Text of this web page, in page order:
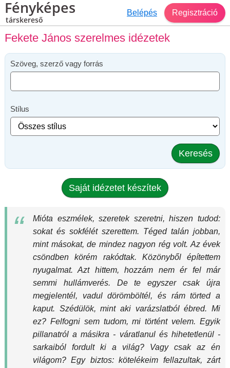
Fényképes
társkereső
Belépés Regisztráció
Fekete János szerelmes idézetek
Szöveg, szerző vagy forrás
Stílus
Keresés
Saját idézetet készítek
Mióta eszmélek, szeretek szeretni, hiszen tudod:
sokat és sokfélét szerettem. Téged talán jobban,
mint másokat, de mindez nagyon rég volt. Az évek
csöndben körém rakódtak. Közönyből építettem
nyugalmat. Azt hittem, hozzám nem ér fel már
semmi hullámverés. De te egyszer csak újra
megjelentél, vadul dörömböltél, és rám törted a
kaput. Szédülök, mint aki varázslatból ébred. Mi
ez? Felfogni sem tudom, mi történt velem. Egyik
pillanatról a másikra - váratlanul és hihetetlenül -
sarkaiból fordult ki a világ? Vagy csak az én
világom? Egy biztos: kötelékeim fellazultak, zárt